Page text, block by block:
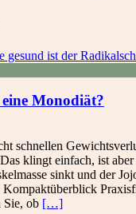
Monodiät?
schnellen
klingt einfach, ist
sinkt und der
Sie, ob […]